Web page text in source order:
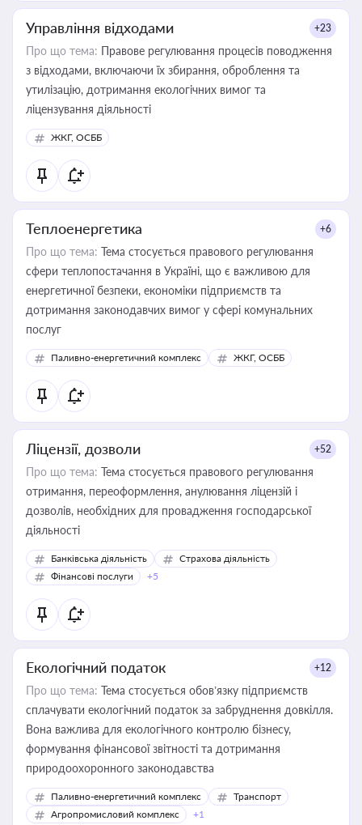
Управління відходами +23
Про що тема: Правове регулювання процесів поводження
з відходами, включаючи їх збирання, оброблення та
утилізацію, дотримання екологічних вимог та
ліцензування діяльності
ЖКГ, ОСББ
Теплоенергетика +6
Про що тема: Тема стосується правового регулювання
сфери теплопостачання в Україні, що є важливою для
енергетичної безпеки, економіки підприємств та
дотримання законодавчих вимог у сфері комунальних
послуг
Паливно-енергетичний комплекс ЖКГ, ОСББ
Ліцензії, дозволи +52
Про що тема: Тема стосується правового регулювання
отримання, переоформлення, анулювання ліцензій і
дозволів, необхідних для провадження господарської
діяльності
Банківська діяльність
Страхова діяльність
Фінансові послуги
+5
Екологічний податок +12
Про що тема: Тема стосується обов’язку підприємств
сплачувати екологічний податок за забруднення довкілля.
Вона важлива для екологічного контролю бізнесу,
формування фінансової звітності та дотримання
природоохоронного законодавства
Паливно-енергетичний комплекс
Транспорт
Агропромисловий комплекс
+1